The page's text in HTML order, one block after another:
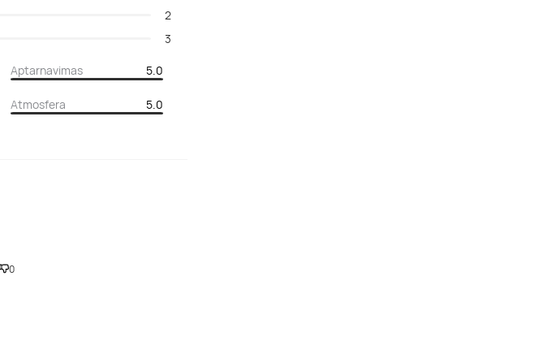
2
3
Aptarnavimas 5.0
Atmosfera 5.0
0